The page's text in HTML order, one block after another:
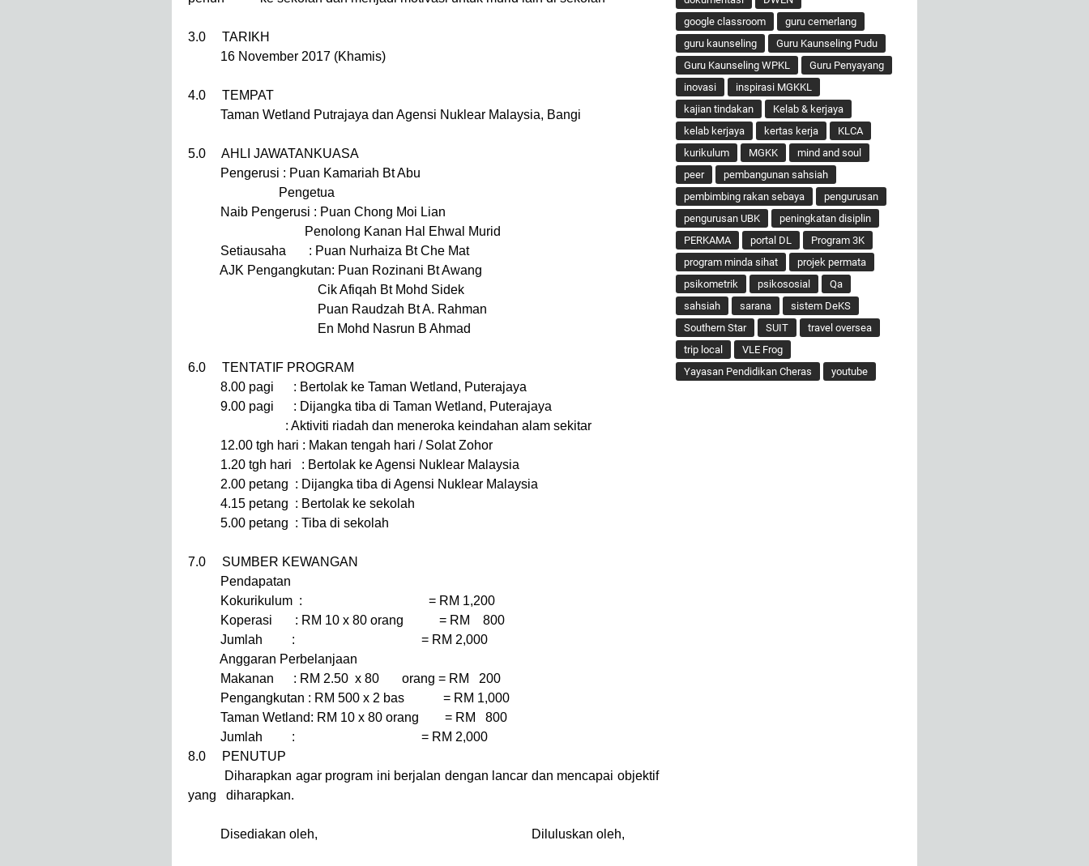
3.0 TARIKH
16 November 2017 (Khamis)
4.0 TEMPAT
Taman Wetland Putrajaya dan Agensi Nuklear Malaysia, Bangi
5.0 AHLI JAWATANKUASA
Pengerusi : Puan Kamariah Bt Abu
Pengetua
Naib Pengerusi : Puan Chong Moi Lian
Penolong Kanan Hal Ehwal Murid
Setiausaha : Puan Nurhaiza Bt Che Mat
AJK Pengangkutan: Puan Rozinani Bt Awang
Cik Afiqah Bt Mohd Sidek
Puan Raudzah Bt A. Rahman
En Mohd Nasrun B Ahmad
6.0 TENTATIF PROGRAM
8.00 pagi : Bertolak ke Taman Wetland, Puterajaya
9.00 pagi : Dijangka tiba di Taman Wetland, Puterajaya
: Aktiviti riadah dan meneroka keindahan alam sekitar
12.00 tgh hari : Makan tengah hari / Solat Zohor
1.20 tgh hari : Bertolak ke Agensi Nuklear Malaysia
2.00 petang : Dijangka tiba di Agensi Nuklear Malaysia
4.15 petang : Bertolak ke sekolah
5.00 petang : Tiba di sekolah
7.0 SUMBER KEWANGAN
Pendapatan
Kokurikulum : = RM 1,200
Koperasi : RM 10 x 80 orang = RM 800
Jumlah : = RM 2,000
Anggaran Perbelanjaan
Makanan : RM 2.50 x 80 orang = RM 200
Pengangkutan : RM 500 x 2 bas = RM 1,000
Taman Wetland: RM 10 x 80 orang = RM 800
Jumlah : = RM 2,000
8.0 PENUTUP
Diharapkan agar program ini berjalan dengan lancar dan mencapai objektif
yang diharapkan.
Disediakan oleh, Diluluskan oleh,
google classroom
guru cemerlang
guru kaunseling
Guru Kaunseling Pudu
Guru Kaunseling WPKL
Guru Penyayang
inovasi
inspirasi MGKKL
kajian tindakan
Kelab & kerjaya
kelab kerjaya
kertas kerja
KLCA
kurikulum
MGKK
mind and soul
peer
pembangunan sahsiah
pembimbing rakan sebaya
pengurusan
pengurusan UBK
peningkatan disiplin
PERKAMA
portal DL
Program 3K
program minda sihat
projek permata
psikometrik
psikososial
Qa
sahsiah
sarana
sistem DeKS
Southern Star
SUIT
travel oversea
trip local
VLE Frog
Yayasan Pendidikan Cheras
youtube